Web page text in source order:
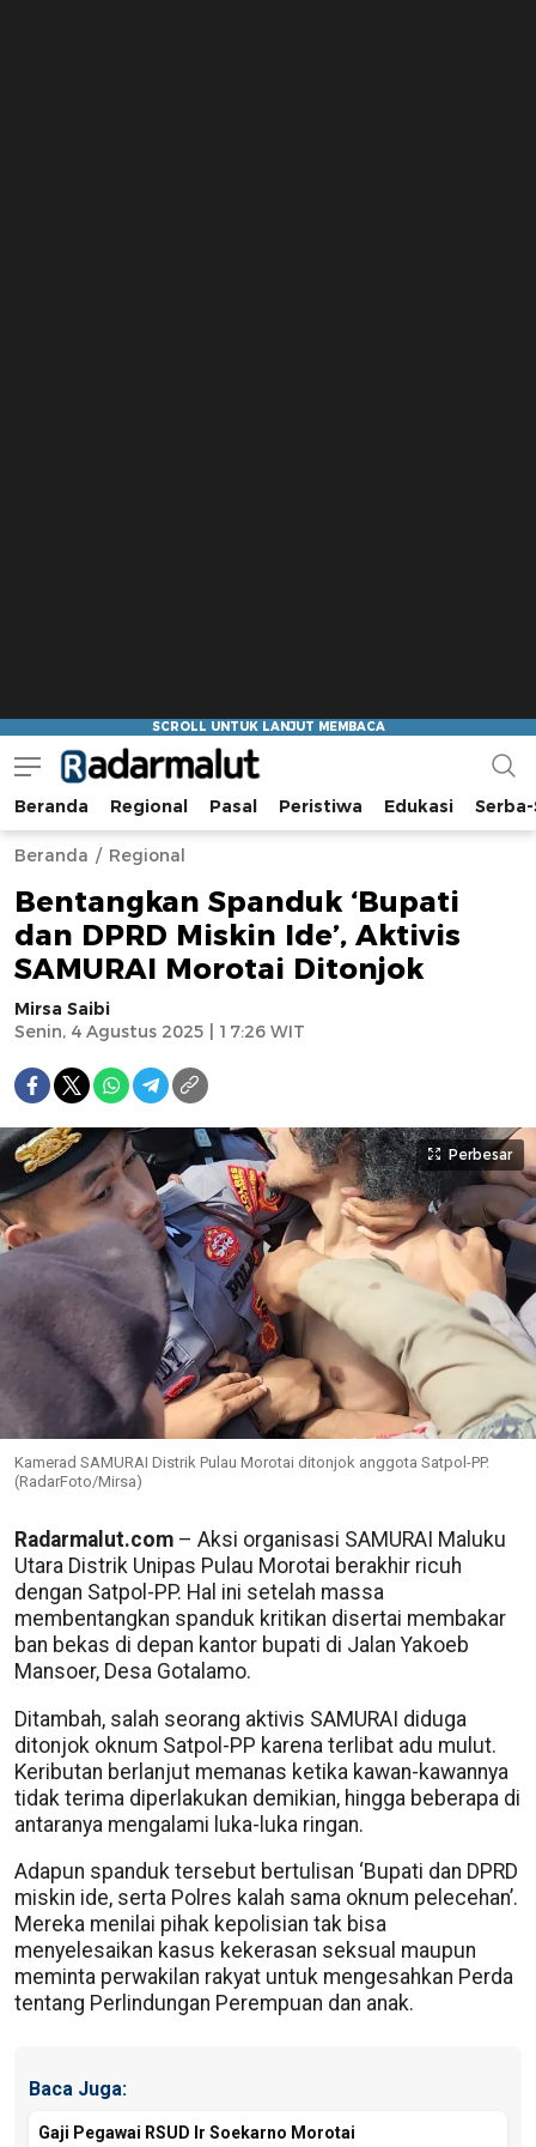
Radar Malut
Bacaan Nyindir
Beranda Regional Pasal Peristiwa Edukasi
Beranda Regional
Bentangkan Spanduk ‘Bupati
dan DPRD Miskin Ide’, Aktivis
SAMURAI Morotai Ditonjok
Mirsa Saibi
Senin, 4 Agustus 2025 | 17:26 WIT
Perbesar
Kamerad SAMURAI Distrik Pulau Morotai ditonjok anggota Satpol-PP.
(RadarFoto/Mirsa)
Radarmalut.com – Aksi organisasi SAMURAI Maluku
Utara Distrik Unipas Pulau Morotai berakhir ricuh
dengan Satpol-PP. Hal ini setelah massa
membentangkan spanduk kritikan disertai membakar
ban bekas di depan kantor bupati di Jalan Yakoeb
Mansoer, Desa Gotalamo.
Ditambah, salah seorang aktivis SAMURAI diduga
ditonjok oknum Satpol-PP karena terlibat adu mulut.
Keributan berlanjut memanas ketika kawan-kawannya
tidak terima diperlakukan demikian, hingga beberapa di
antaranya mengalami luka-luka ringan.
Adapun spanduk tersebut bertulisan ‘Bupati dan DPRD
miskin ide, serta Polres kalah sama oknum pelecehan’.
Mereka menilai pihak kepolisian tak bisa
menyelesaikan kasus kekerasan seksual maupun
meminta perwakilan rakyat untuk mengesahkan Perda
tentang Perlindungan Perempuan dan anak.
Baca Juga:
Gaji Pegawai RSUD Ir Soekarno Morotai